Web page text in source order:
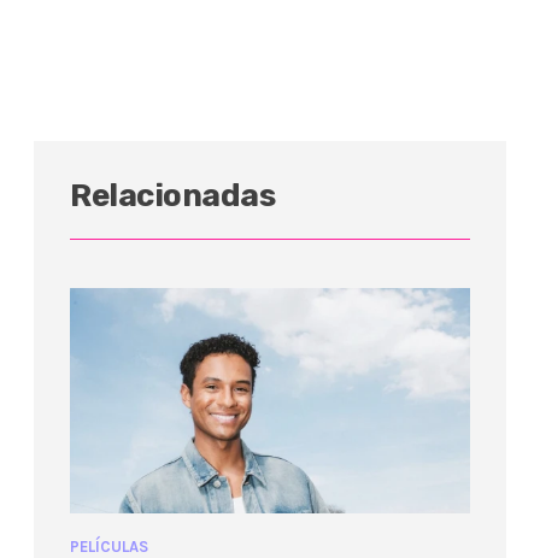
Relacionadas
PELÍCULAS